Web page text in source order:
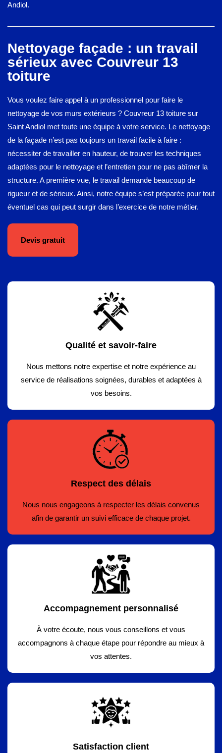
Andiol.
Nettoyage façade : un travail
sérieux avec Couvreur 13
toiture
Vous voulez faire appel à un professionnel pour faire le
nettoyage de vos murs extérieurs ? Couvreur 13 toiture sur
Saint Andiol met toute une équipe à votre service. Le nettoyage
de la façade n’est pas toujours un travail facile à faire :
nécessiter de travailler en hauteur, de trouver les techniques
adaptées pour le nettoyage et l’entretien pour ne pas abîmer la
structure. A première vue, le travail demande beaucoup de
rigueur et de sérieux. Ainsi, notre équipe s’est préparée pour tout
éventuel cas qui peut surgir dans l’exercice de notre métier.
Devis gratuit
Qualité et savoir-faire
Nous mettons notre expertise et notre expérience au
service de réalisations soignées, durables et adaptées à
vos besoins.
Respect des délais
Nous nous engageons à respecter les délais convenus
afin de garantir un suivi efficace de chaque projet.
Accompagnement personnalisé
À votre écoute, nous vous conseillons et vous
accompagnons à chaque étape pour répondre au mieux à
vos attentes.
Satisfaction client